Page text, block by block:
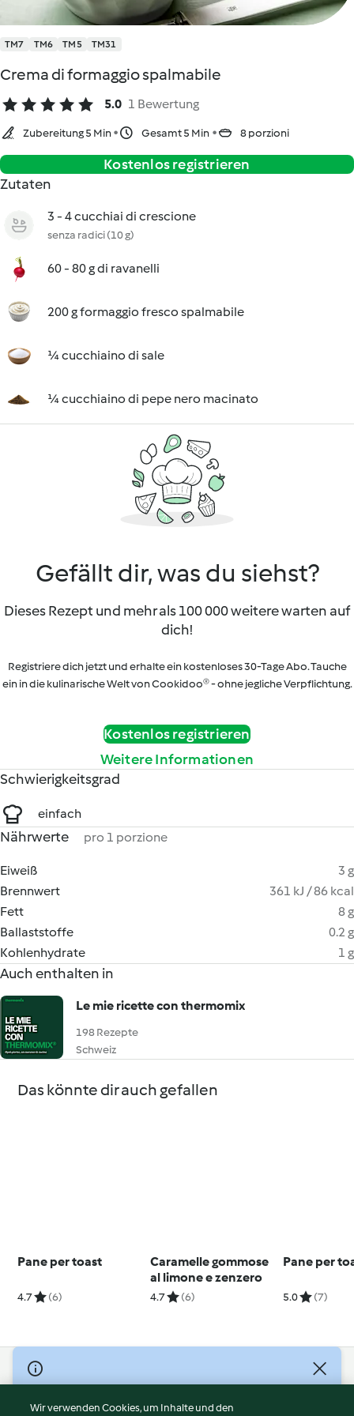
TM7 TM6 TM5 TM31
Crema di formaggio spalmabile
5.0 1 Bewertung
Zubereitung 5 Min Gesamt 5 Min 8 porzioni
Kostenlos registrieren
Zutaten
3 - 4 cucchiai di crescione
senza radici (10 g)
60 - 80 g di ravanelli
200 g formaggio fresco spalmabile
¼ cucchiaino di sale
¼ cucchiaino di pepe nero macinato
Gefällt dir, was du siehst?
Dieses Rezept und mehr als 100 000 weitere warten auf
dich!
Registriere dich jetzt und erhalte ein kostenloses 30-Tage Abo. Tauche
ein in die kulinarische Welt von Cookidoo® - ohne jegliche Verpflichtung.
Kostenlos registrieren
Weitere Informationen
Schwierigkeitsgrad
einfach
Nährwerte pro 1 porzione
Eiweiß
3 g
Brennwert
361 kJ / 86 kcal
Fett
8 g
Ballaststoffe
0.2 g
Kohlenhydrate
1 g
Auch enthalten in
Le mie ricette con thermomix
198 Rezepte
Schweiz
Das könnte dir auch gefallen
Pane per toast
4.7 (6)
Caramelle gommose
al limone e zenzero
4.7 (6)
Pane per
5.0 (7)
© Copyright 2026
Nutzungsbedingungen
Wir verwenden Cookies, um Inhalte und den